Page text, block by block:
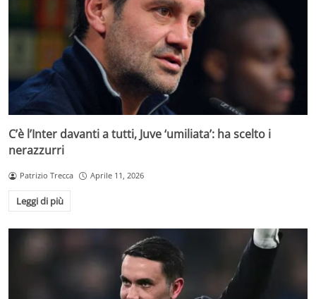
C’è l’Inter davanti a tutti, Juve ‘umiliata’: ha scelto i
nerazzurri
Patrizio Trecca Aprile 11, 2026
Leggi di più